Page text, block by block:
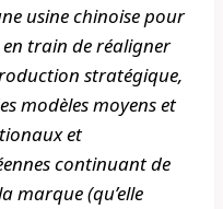
usine chinoise pour
train de réaligner
stratégique,
modèles moyens et
et
continuant de
marque (qu’elle